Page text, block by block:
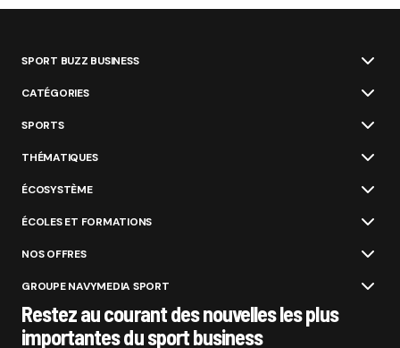
SPORT BUZZ BUSINESS
CATÉGORIES
SPORTS
THÉMATIQUES
ÉCOSYSTÈME
ÉCOLES ET FORMATIONS
NOS OFFRES
GROUPE NAVYMEDIA SPORT
Restez au courant des nouvelles les plus
importantes du sport business